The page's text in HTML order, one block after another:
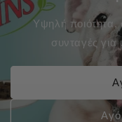
Υψηλή ποιότητα,
συνταγές για